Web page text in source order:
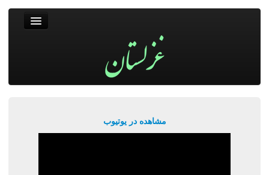
مشاهده در یوتیوب